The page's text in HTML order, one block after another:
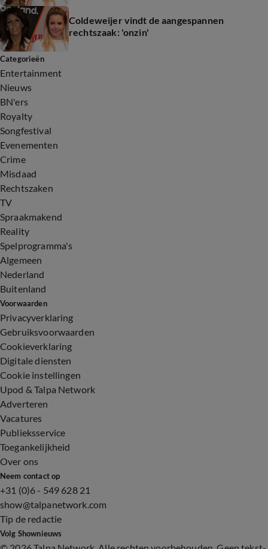
Coldeweijer vindt de aangespannen
rechtszaak: 'onzin'
Categorieën
Entertainment
Nieuws
BN'ers
Royalty
Songfestival
Evenementen
Crime
Misdaad
Rechtszaken
TV
Spraakmakend
Reality
Spelprogramma's
Algemeen
Nederland
Buitenland
Voorwaarden
Privacyverklaring
Gebruiksvoorwaarden
Cookieverklaring
Digitale diensten
Cookie instellingen
Upod & Talpa Network
Adverteren
Vacatures
Publieksservice
Toegankelijkheid
Over ons
Neem contact op
+31 (0)6 - 549 628 21
show@talpanetwork.com
Tip de redactie
Volg Shownieuws